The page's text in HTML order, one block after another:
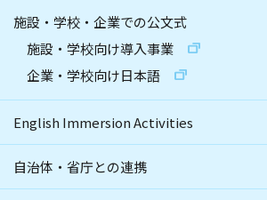
施設・学校・企業での公文式
施設・学校向け導入事業
企業・学校向け日本語
English Immersion Activities
自治体・省庁との連携